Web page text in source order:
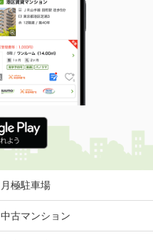
月極駐車場
中古マンション